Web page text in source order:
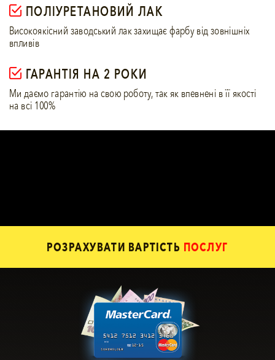
ПОЛІУРЕТАНОВИЙ ЛАК
Високоякісний заводський лак захищає фарбу від зовнішніх
впливів
ГАРАНТІЯ НА 2 РОКИ
Ми даємо гарантію на свою роботу, так як впевнені в її якості
на всі 100%
РОЗРАХУВАТИ ВАРТІСТЬ ПОСЛУГ